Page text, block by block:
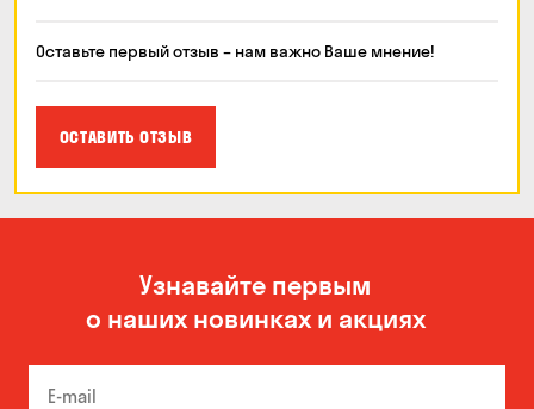
Оставьте первый отзыв – нам важно Ваше мнение!
ОСТАВИТЬ ОТЗЫВ
Узнавайте первым
о наших новинках и акциях